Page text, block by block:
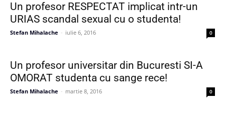
Un profesor RESPECTAT implicat intr-un
URIAS scandal sexual cu o studenta!
Stefan Mihalache - iulie 6, 2016 0
Un profesor universitar din Bucuresti SI-A
OMORAT studenta cu sange rece!
Stefan Mihalache - martie 8, 2016 0